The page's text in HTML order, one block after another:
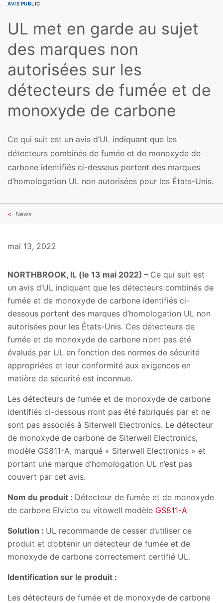
AVIS PUBLIC
UL met en garde au sujet
des marques non
autorisées sur les
détecteurs de fumée et de
monoxyde de carbone
Ce qui suit est un avis d’UL indiquant que les
détecteurs combinés de fumée et de monoxyde de
carbone identifiés ci-dessous portent des marques
d’homologation UL non autorisées pour les États-Unis.
News
mai 13, 2022
NORTHBROOK, IL (le 13 mai 2022) – Ce qui suit est
un avis d’UL indiquant que les détecteurs combinés de
fumée et de monoxyde de carbone identifiés ci-
dessous portent des marques d’homologation UL non
autorisées pour les États-Unis. Ces détecteurs de
fumée et de monoxyde de carbone n’ont pas été
évalués par UL en fonction des normes de sécurité
appropriées et leur conformité aux exigences en
matière de sécurité est inconnue.
Les détecteurs de fumée et de monoxyde de carbone
identifiés ci-dessous n’ont pas été fabriqués par et ne
sont pas associés à Siterwell Electronics. Le détecteur
de monoxyde de carbone de Siterwell Electronics,
modèle GS811-A, marqué « Siterwell Electronics » et
portant une marque d’homologation UL n’est pas
couvert par cet avis.
Nom du produit : Détecteur de fumée et de monoxyde
de carbone Elvicto ou vitowell modèle GS811-A
Solution : UL recommande de cesser d’utiliser ce
produit et d’obtenir un détecteur de fumée et de
monoxyde de carbone correctement certifié UL.
Identification sur le produit :
Les détecteurs de fumée et de monoxyde de carbone